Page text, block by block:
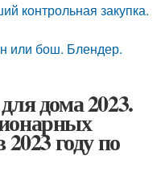
контрольная закупка.
или бош. Блендер.
дома 2023.
году по